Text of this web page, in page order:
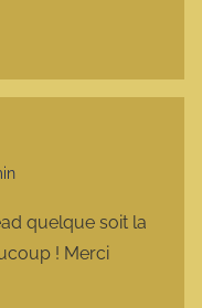
quelque soit la
! Merci